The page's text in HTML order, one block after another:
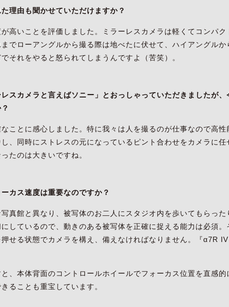
理由も聞かせていただけますか？
高いことを評価しました。ミラーレスカメラは軽くてコンパ
でローアングルから撮る際は地べたに伏せて、ハイアングル
それをやると怒られてしまうんですよ（苦笑）。
カメラと言えばソニー」とおっしゃっていただきましたが
ことに感心しました。特に我々は人を撮るのが仕事なので高
、同時にストレスの元になっているピント合わせをカメラに
たのは大きいですね。
カス速度は重要なのですか？
真館と異なり、被写体のお二人にスタジオ内を歩いてもらっ
しているので、動きのある被写体を正確に捉える能力は必須
せる状態でカメラを構え、備えなければなりません。『α7R
、本体背面のコントロールホイールでフォーカス位置を直感
ることも重宝しています。